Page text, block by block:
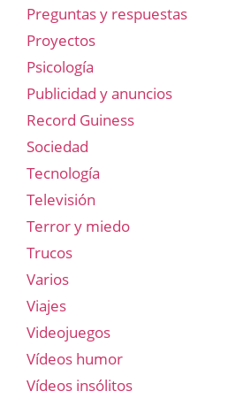
Preguntas y respuestas
Proyectos
Psicología
Publicidad y anuncios
Record Guiness
Sociedad
Tecnología
Televisión
Terror y miedo
Trucos
Varios
Viajes
Videojuegos
Vídeos humor
Vídeos insólitos